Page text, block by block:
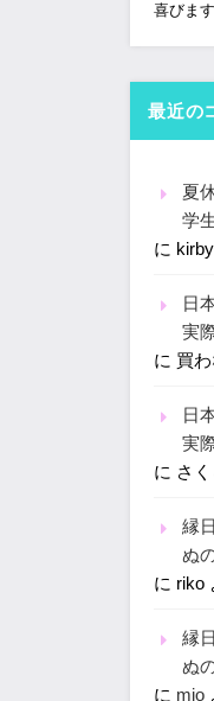
喜びま
最近の
夏
学
に kirby
日
実
に 買
日
実
に さ
縁
ぬ
に riko
縁
ぬ
に mio